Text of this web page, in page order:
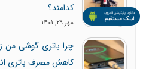
کدامند؟
مهر 29, 1401
چرا باتری گوشی من
کاهش مصرف باتری